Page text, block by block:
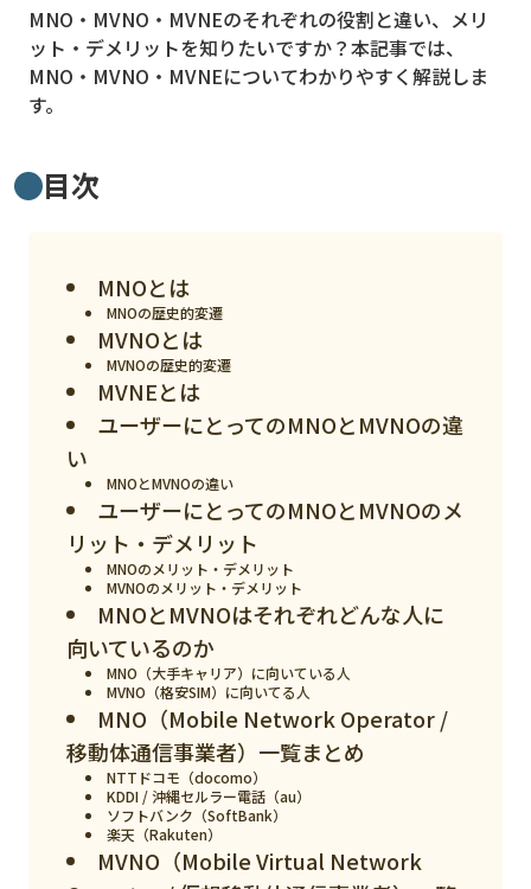
M2M
VPN
スマート〇〇
スマート農業
スマート物流
ニュース
デジタルサイネージ
カメラ
SaaS
おすすめ
検索する
MNO・MVNO・MVNEのそれぞれの役割と違い、メリ
ット・デメリットを知りたいですか？本記事では、
MNO・MVNO・MVNEについてわかりやすく解説しま
す。
目次
MNOとは
MNOの歴史的変遷
MVNOとは
MVNOの歴史的変遷
MVNEとは
ユーザーにとってのMNOとMVNOの違
い
MNOとMVNOの違い
ユーザーにとってのMNOとMVNOのメ
リット・デメリット
MNOのメリット・デメリット
MVNOのメリット・デメリット
MNOとMVNOはそれぞれどんな人に
向いているのか
MNO（大手キャリア）に向いている人
MVNO（格安SIM）に向いてる人
MNO（Mobile Network Operator /
移動体通信事業者）一覧まとめ
NTTドコモ（docomo）
KDDI / 沖縄セルラー電話（au）
ソフトバンク（SoftBank）
楽天（Rakuten）
MVNO（Mobile Virtual Network